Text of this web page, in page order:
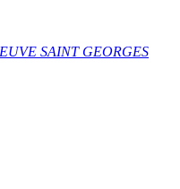
SAINT GEORGES